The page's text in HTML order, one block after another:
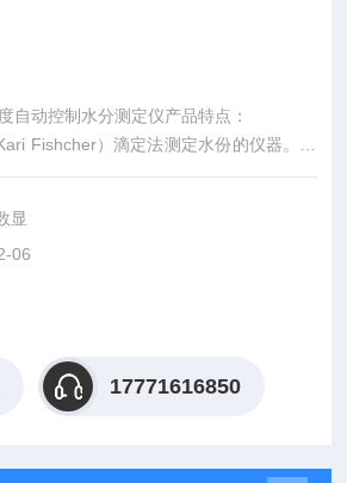
自动控制水分测定仪产品特点：
Fishcher）滴定法测定水份的仪器。采
。该仪器主要用于测定化肥，医药，食
显
06
17771616850